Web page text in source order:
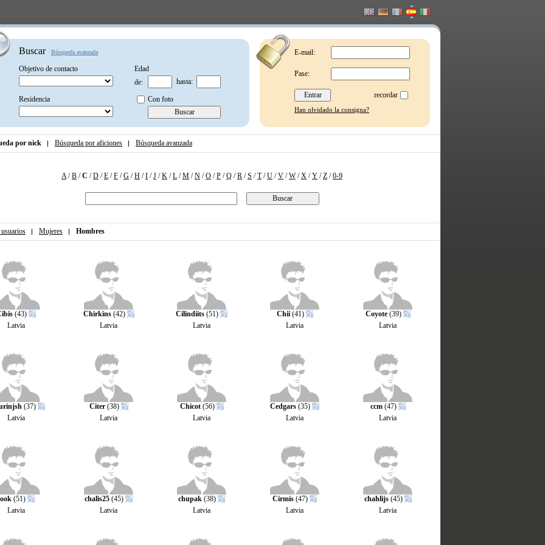
Buscar Búsqueda avanzada
Objetivo de contacto
Edad
de:
hasta:
Residencia Con foto
E-mail:
Pase:
recordar
Han olvidado la consigna?
por nick Búsqueda por aficiones Búsqueda avanzada
A/B /C /D /E /F /G /H /I /J /K /L /M /N /O /P /Q /R /S /T/U /V /W/X /Y /Z /0-9
Mujeres Hombres
(43)
Latvia
Chirkins(42)
Latvia
Cilindiits (51)
Latvia
Chii(41)
Latvia
Coyote(39)
Latvia
(37)
Latvia
Citer(38)
Latvia
Chicot(56)
Latvia
Cedgars (35)
Latvia
ccm(47)
Latvia
(51)
Latvia
chalis25 (45)
Latvia
chupak (38)
Latvia
Cirmis (47)
Latvia
chahlijs(45)
Latvia